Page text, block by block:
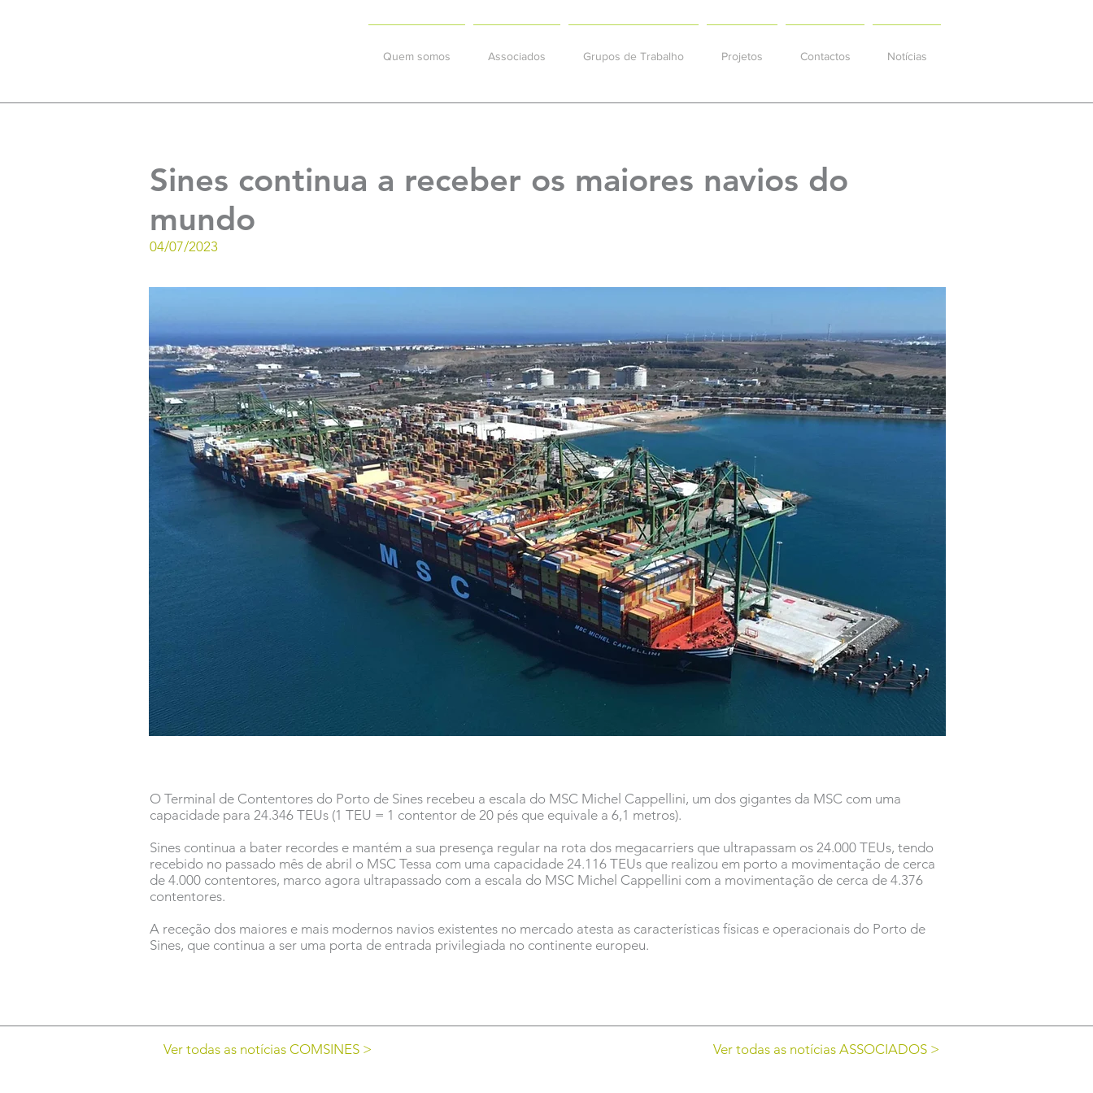
Quem somos Associados Grupos de Trabalho Projetos Contactos Notícias
Sines continua a receber os maiores navios do
mundo
04/07/2023
O Terminal de Contentores do Porto de Sines recebeu a escala do MSC Michel Cappellini, um dos gigantes da MSC com uma
capacidade para 24.346 TEUs (1 TEU = 1 contentor de 20 pés que equivale a 6,1 metros).
Sines continua a bater recordes e mantém a sua presença regular na rota dos megacarriers que ultrapassam os 24.000 TEUs, tendo
recebido no passado mês de abril o MSC Tessa com uma capacidade 24.116 TEUs que realizou em porto a movimentação de cerca
de 4.000 contentores, marco agora ultrapassado com a escala do MSC Michel Cappellini com a movimentação de cerca de 4.376
contentores.
A receção dos maiores e mais modernos navios existentes no mercado atesta as características físicas e operacionais do Porto de
Sines, que continua a ser uma porta de entrada privilegiada no continente europeu.
Ver todas as notícias COMSINES > Ver todas as notícias ASSOCIADOS >